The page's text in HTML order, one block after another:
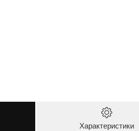
Характеристики